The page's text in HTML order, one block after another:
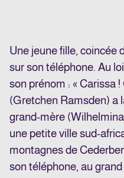
Une jeune fille, coincée
sur son téléphone. Au
son prénom : « Carissa
(Gretchen Ramsden) a
grand-mère
une petite ville sud-
montagnes de
son téléphone, au